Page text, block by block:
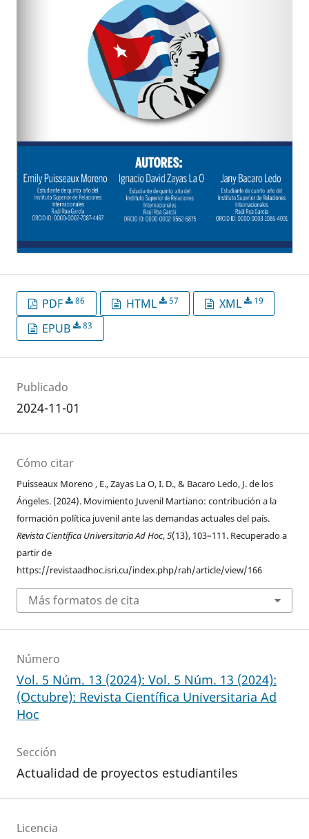
PDF 86 HTML 57 XML 19
EPUB 83
Publicado
2024-11-01
Cómo citar
Puisseaux Moreno , E., Zayas La O, I. D., & Bacaro Ledo, J. de los
Ángeles. (2024). Movimiento Juvenil Martiano: contribución a la
formación política juvenil ante las demandas actuales del país.
Revista Científica Universitaria Ad Hoc,5(13), 103–111. Recuperado a
partir de
https://revistaadhoc.isri.cu/index.php/rah/article/view/166
Más formatos de cita
Número
Vol. 5 Núm. 13 (2024): Vol. 5 Núm. 13 (2024):
(Octubre): Revista Científica Universitaria Ad
Hoc
Sección
Actualidad de proyectos estudiantiles
Licencia